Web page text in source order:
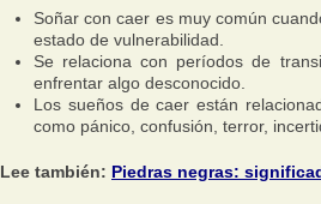
Soñar con caer es muy común
estado de vulnerabilidad.
Se relaciona con períodos de
enfrentar algo desconocido.
Los sueños de caer están
como pánico, confusión, terror,
Lee también: Piedras negras: